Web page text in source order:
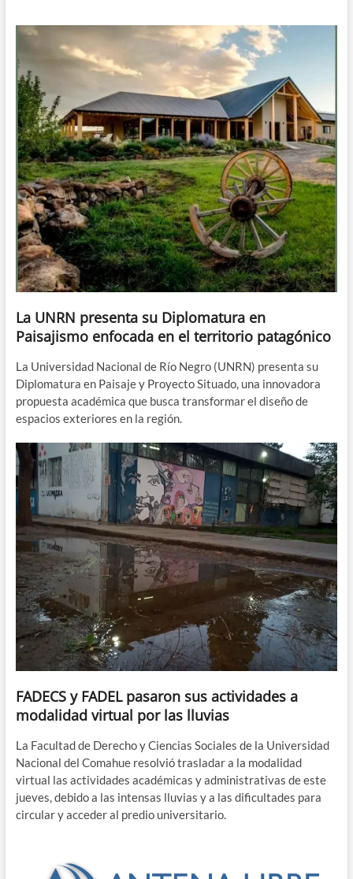
La UNRN presenta su Diplomatura en
Paisajismo enfocada en el territorio patagónico
La Universidad Nacional de Río Negro (UNRN) presenta su
Diplomatura en Paisaje y Proyecto Situado, una innovadora
propuesta académica que busca transformar el diseño de
espacios exteriores en la región.
FADECS y FADEL pasaron sus actividades a
modalidad virtual por las lluvias
La Facultad de Derecho y Ciencias Sociales de la Universidad
Nacional del Comahue resolvió trasladar a la modalidad
virtual las actividades académicas y administrativas de este
jueves, debido a las intensas lluvias y a las dificultades para
circular y acceder al predio universitario.